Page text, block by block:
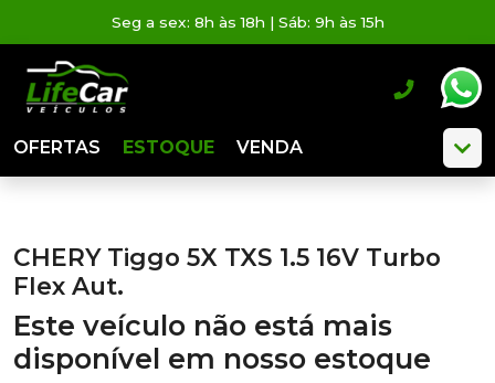
Seg a sex: 8h às 18h | Sáb: 9h às 15h
OFERTAS ESTOQUE VENDA
CHERY Tiggo 5X TXS 1.5 16V Turbo
Flex Aut.
Este veículo não está mais
disponível em nosso estoque